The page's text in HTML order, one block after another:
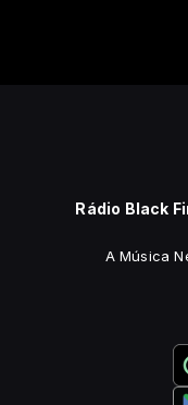
Rádio Black
A Música